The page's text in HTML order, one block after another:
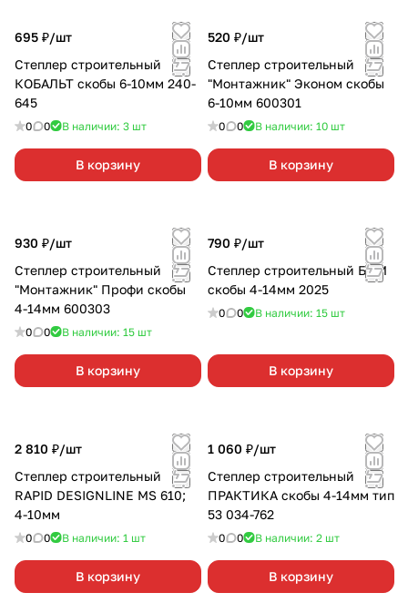
695 ₽/шт
Степлер строительный
КОБАЛЬТ скобы 6-10мм 240-
645
0 0 В наличии: 3 шт
В корзину
520 ₽/шт
Степлер строительный
"Монтажник" Эконом скобы
6-10мм 600301
0 0 В наличии: 10 шт
В корзину
930 ₽/шт
Степлер строительный
"Монтажник" Профи скобы
4-14мм 600303
0 0 В наличии: 15 шт
В корзину
790 ₽/шт
Степлер строительный БЦМ
скобы 4-14мм 2025
0 0 В наличии: 15 шт
В корзину
2 810 ₽/шт
Степлер строительный
RAPID DESIGNLINE MS 610;
4-10мм
0 0 В наличии: 1 шт
В корзину
1 060 ₽/шт
Степлер строительный
ПРАКТИКА скобы 4-14мм тип
53 034-762
0 0 В наличии: 2 шт
В корзину